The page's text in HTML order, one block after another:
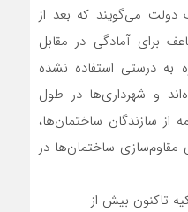
می‌گویند که بعد از
برای آمادگی در مقابل
به درستی استفاده نشده
و شهرداری‌ها در طول
از سازندگان ساختمان‌ها،
مقاوم‌سازی ساختمان‌ها در
تاکنون بیش از